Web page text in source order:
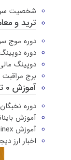
شخصیت
ترید و
دوره موج
دوره
دوپینگ مالی
برج مراقبت
آموزش 0 تا 100 ارز دیجیتال
دوره
آموزش
آموزش Coinex
اخبار ارز